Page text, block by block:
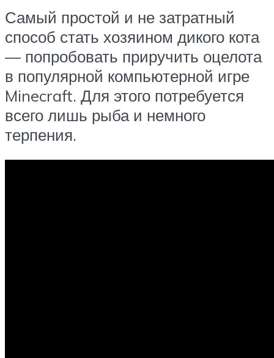
Самый простой и не затратный
способ стать хозяином дикого кота
— попробовать приручить оцелота
в популярной компьютерной игре
Minecraft. Для этого потребуется
всего лишь рыба и немного
терпения.